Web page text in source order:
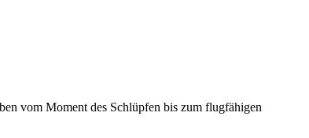
vom Moment des Schlüpfen bis zum flugfähigen